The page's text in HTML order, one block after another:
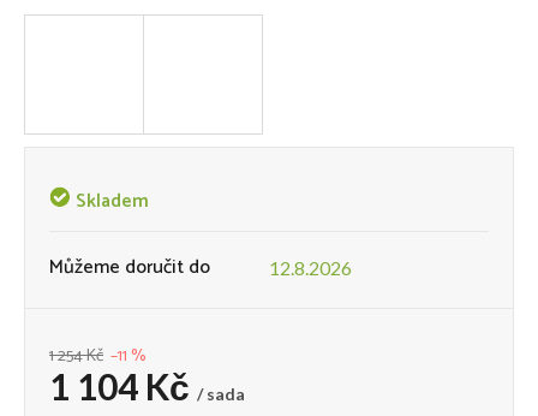
Skladem
Můžeme doručit do 12.8.2026
1 254 Kč –11 %
1 104 Kč / sada